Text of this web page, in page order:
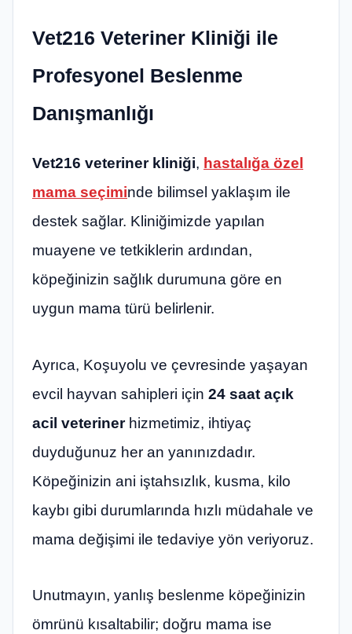
Vet216 Veteriner Kliniği ile
Profesyonel Beslenme
Danışmanlığı
Vet216 veteriner kliniği, hastalığa özel
mama seçiminde bilimsel yaklaşım ile
destek sağlar. Kliniğimizde yapılan
muayene ve tetkiklerin ardından,
köpeğinizin sağlık durumuna göre en
uygun mama türü belirlenir.
Ayrıca, Koşuyolu ve çevresinde yaşayan
evcil hayvan sahipleri için 24 saat açık
acil veterinerhizmetimiz, ihtiyaç
duyduğunuz her an yanınızdadır.
Köpeğinizin ani iştahsızlık, kusma, kilo
kaybı gibi durumlarında hızlı müdahale ve
mama değişimi ile tedaviye yön veriyoruz.
Unutmayın, yanlış beslenme köpeğinizin
ömrünü kısaltabilir; doğru mama ise